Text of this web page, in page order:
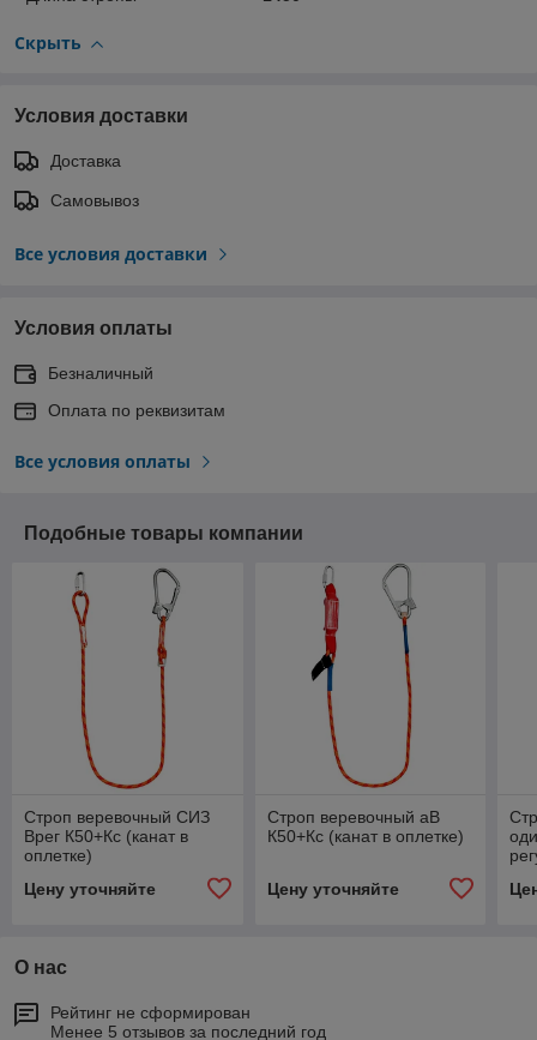
Скрыть
Условия доставки
Доставка
Самовывоз
Все условия доставки
Условия оплаты
Безналичный
Оплата по реквизитам
Все условия оплаты
Подобные товары компании
Строп веревочный СИЗ
Врег К50+Кс (канат в
оплетке)
Цену уточняйте
Строп веревочный аВ
К50+Кс (канат в оплетке)
Цену уточняйте
О нас
Рейтинг не сформирован
Менее 5 отзывов за последний год